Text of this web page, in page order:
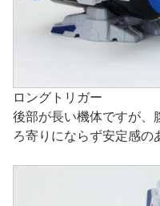
ロングトリガー
後部が長い機体ですが、
ろ寄りにならず安定感の